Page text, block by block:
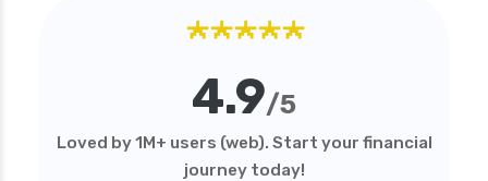
personal loan in maharashtra
personal loan in tamilnadu
personal loan in tirunelveli
★★★★★
4.9/5
Loved by 1M+ users (web). Start your financial
journey today!